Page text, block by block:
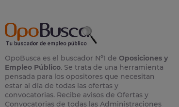
OpoBusca es el buscador Nº1 de Oposiciones y
Empleo Público. Se trata de una herramienta
pensada para los opositores que necesitan
estar al día de todas las ofertas y
convocatorias. Recibe avisos de Ofertas y
Convocatorias de todas las Administraciones